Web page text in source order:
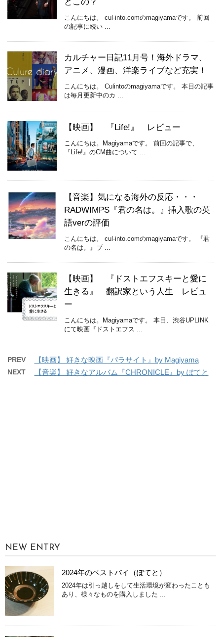
こんにちは。 cul-into.comのmagiyamaです。 前回
の記事に続い ...
カルチャー日記11月号！海外ドラマ、
アニメ、漫画、洋楽ライブなど充実！
こんにちは。 Culintoのmagiyamaです。 本日の記事
は毎月更新中のカ ...
【映画】 『Life!』 レビュー
こんにちは。Magiyamaです。 前回の記事で、
『Life!』のCM曲について ...
【音楽】気になる海外の反応・・・
RADWIMPS『君の名は。』挿入歌の英
語verの評価
こんにちは。 cul-into.comのmagiyamaです。 『君
の名は。』ブ ...
【映画】 『ドストエフスキーと愛に
生きる』 翻訳家という人生 レビュ
ー
こんにちは。Magiyamaです。 本日、渋谷UPLINK
にて映画『ドストエフス ...
PREV 【映画】 好きな映画『パラサイト』by Magiyama
NEXT 【音楽】 好きなアルバム『CHRONICLE』by ぽてと
NEW ENTRY
2024年のベストバイ（ぽてと）
2024年は引っ越しをして生活環境が変わったことも
あり、様々なものを購入しました ...